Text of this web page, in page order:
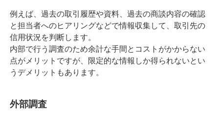
例えば、過去の取引履歴や資料、過去の商談内容の確認
と担当者へのヒアリングなどで情報収集して、取引先の
信用状況を判断します。
内部で行う調査のため余計な手間とコストがかからない
点がメリットですが、限定的な情報しか得られないとい
うデメリットもあります。
外部調査